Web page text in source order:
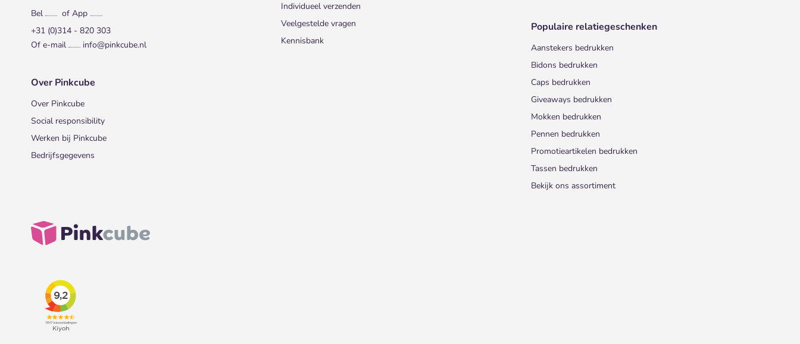
Bel
of App
+31 (0)314 - 820 303
Of e-mail
info@pinkcube.nl
Over Pinkcube
Over Pinkcube
Social responsibility
Werken bij Pinkcube
Bedrijfsgegevens
Individueel verzenden
Veelgestelde vragen
Kennisbank
Populaire relatiegeschenken
Aanstekers bedrukken
Bidons bedrukken
Caps bedrukken
Giveaways bedrukken
Mokken bedrukken
Pennen bedrukken
Promotieartikelen bedrukken
Tassen bedrukken
Bekijk ons assortiment